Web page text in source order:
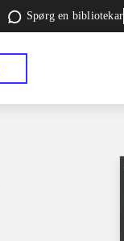
Spørg en bibliotekar